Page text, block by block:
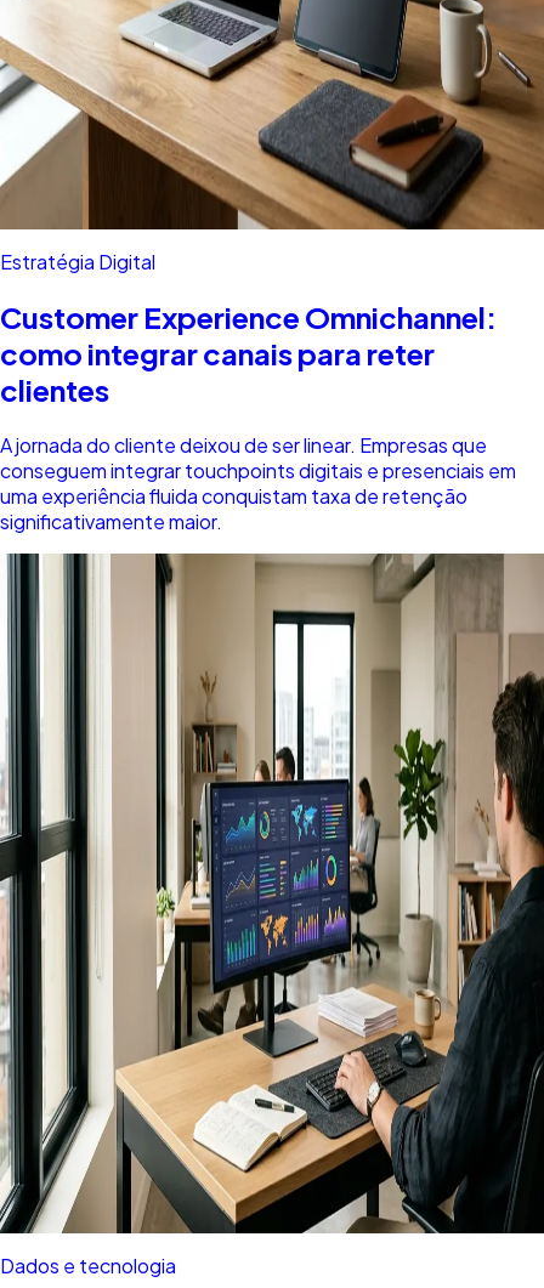
Estratégia Digital
Customer Experience Omnichannel:
como integrar canais para reter
clientes
A jornada do cliente deixou de ser linear. Empresas que
conseguem integrar touchpoints digitais e presenciais em
uma experiência fluida conquistam taxa de retenção
significativamente maior.
Dados e tecnologia